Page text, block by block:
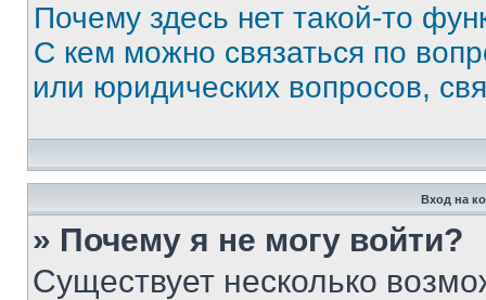
Почему здесь нет такой-то
С кем можно связаться по
или юридических вопросов,
Вход на
» Почему я не могу войти?
Существует несколько